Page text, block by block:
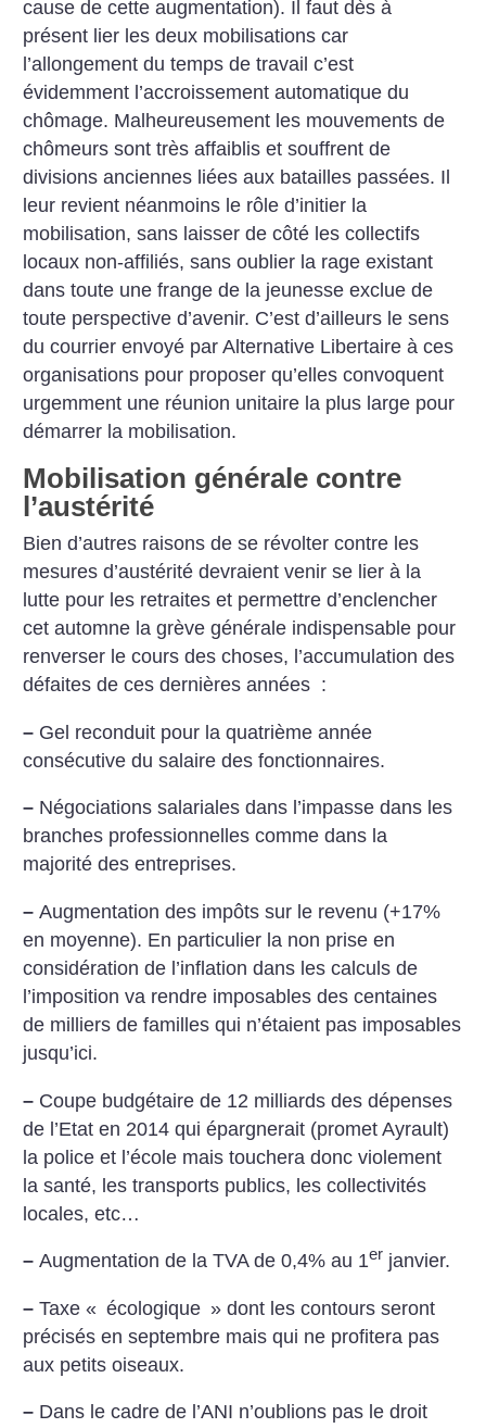
cause de cette augmentation). Il faut dès à
présent lier les deux mobilisations car
l’allongement du temps de travail c’est
évidemment l’accroissement automatique du
chômage. Malheureusement les mouvements de
chômeurs sont très affaiblis et souffrent de
divisions anciennes liées aux batailles passées. Il
leur revient néanmoins le rôle d’initier la
mobilisation, sans laisser de côté les collectifs
locaux non-affiliés, sans oublier la rage existant
dans toute une frange de la jeunesse exclue de
toute perspective d’avenir. C’est d’ailleurs le sens
du courrier envoyé par Alternative Libertaire à ces
organisations pour proposer qu’elles convoquent
urgemment une réunion unitaire la plus large pour
démarrer la mobilisation.
Mobilisation générale contre
l’austérité
Bien d’autres raisons de se révolter contre les
mesures d’austérité devraient venir se lier à la
lutte pour les retraites et permettre d’enclencher
cet automne la grève générale indispensable pour
renverser le cours des choses, l’accumulation des
défaites de ces dernières années :
– Gel reconduit pour la quatrième année
consécutive du salaire des fonctionnaires.
– Négociations salariales dans l’impasse dans les
branches professionnelles comme dans la
majorité des entreprises.
– Augmentation des impôts sur le revenu (+17%
en moyenne). En particulier la non prise en
considération de l’inflation dans les calculs de
l’imposition va rendre imposables des centaines
de milliers de familles qui n’étaient pas imposables
jusqu’ici.
– Coupe budgétaire de 12 milliards des dépenses
de l’Etat en 2014 qui épargnerait (promet Ayrault)
la police et l’école mais touchera donc violement
la santé, les transports publics, les collectivités
locales, etc…
– Augmentation de la TVA de 0,4% au 1er janvier.
– Taxe « écologique » dont les contours seront
précisés en septembre mais qui ne profitera pas
aux petits oiseaux.
– Dans le cadre de l’ANI n’oublions pas le droit